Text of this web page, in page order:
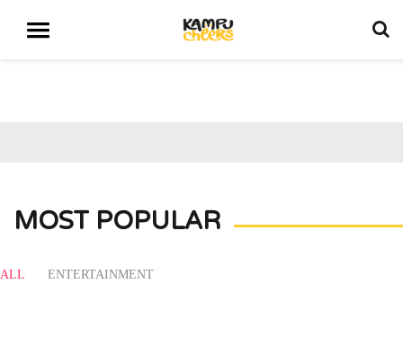
MOST POPULAR
ALL ENTERTAINMENT